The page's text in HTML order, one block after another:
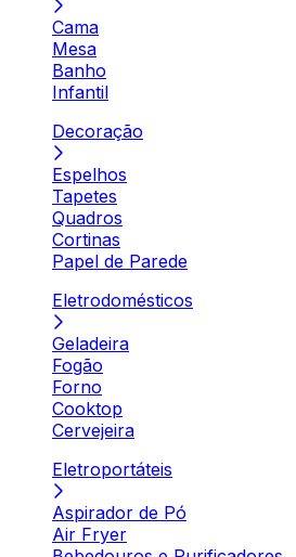
Cama
Mesa
Banho
Infantil
Decoração
Espelhos
Tapetes
Quadros
Cortinas
Papel de Parede
Eletrodomésticos
Geladeira
Fogão
Forno
Cooktop
Cervejeira
Eletroportáteis
Aspirador de Pó
Air Fryer